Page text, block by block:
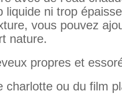
liquide ni trop
vous pouvez
nature.
propres et
charlotte ou du film